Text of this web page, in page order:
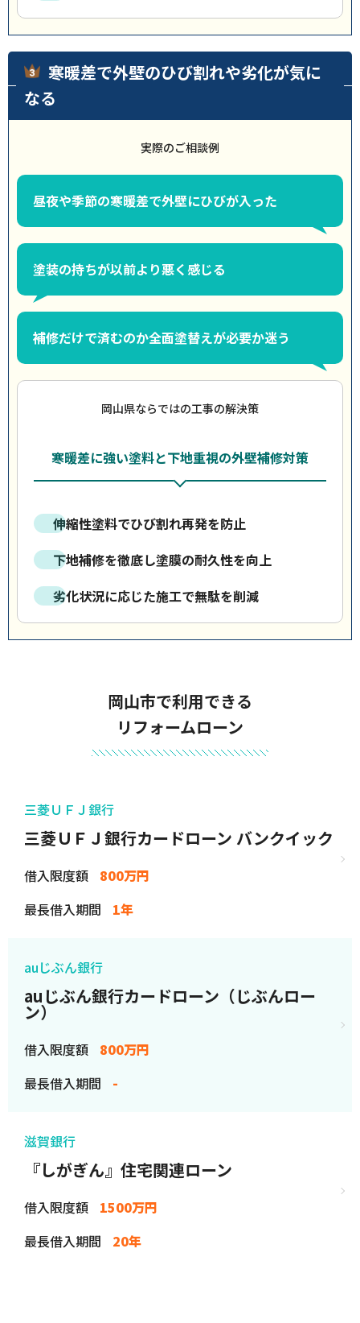
寒暖差で外壁のひび割れや劣化が気に
なる
実際のご相談例
昼夜や季節の寒暖差で外壁にひびが入った
塗装の持ちが以前より悪く感じる
補修だけで済むのか全面塗替えが必要か迷う
岡山県ならではの工事の解決策
寒暖差に強い塗料と下地重視の外壁補修対策
伸縮性塗料でひび割れ再発を防止
下地補修を徹底し塗膜の耐久性を向上
劣化状況に応じた施工で無駄を削減
岡山市で利用できる
リフォームローン
三菱ＵＦＪ銀行
三菱ＵＦＪ銀行カードローン バンクイック
借入限度額
800万円
最長借入期間
1年
auじぶん銀行
auじぶん銀行カードローン（じぶんロー
ン）
借入限度額
800万円
最長借入期間
-
滋賀銀行
『しがぎん』住宅関連ローン
借入限度額
1500万円
最長借入期間
20年